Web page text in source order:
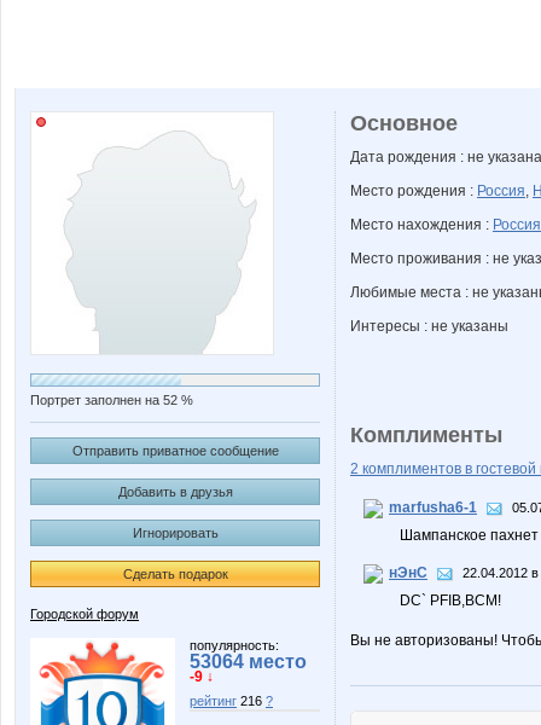
Портрет заполнен на 52 %
Отправить приватное сообщение
Добавить в друзья
Игнорировать
Сделать подарок
Городской форум
популярность:
53064 место
-9 ↓
рейтинг 216 ?
Основное
Дата рождения : не указана
Место рождения : Россия,
Место нахождения : Россия
Место проживания : не
Любимые места : не
Интересы : не указаны
Комплименты
2 комплиментов в гостевой
marfusha6-1
Шампанское
нЭнС 22.04.2012
DC` PFIB,BCM!
Вы не авторизованы!